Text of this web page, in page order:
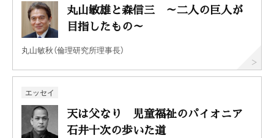
丸山敏雄と森信三 ～二人の巨人が
目指したもの～
丸山敏秋（倫理研究所理事長）
エッセイ
天は父なり 児童福祉のパイオニア
石井十次の歩いた道